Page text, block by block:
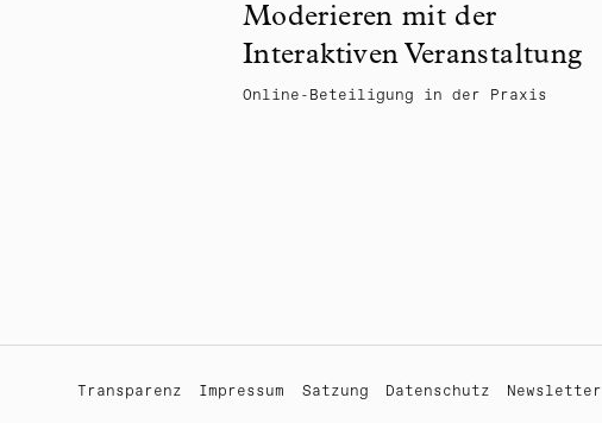
Moderieren mit der
Interaktiven Veranstaltung
Online-Beteiligung in der Praxis
Transparenz Impressum Satzung Datenschutz Newsletter